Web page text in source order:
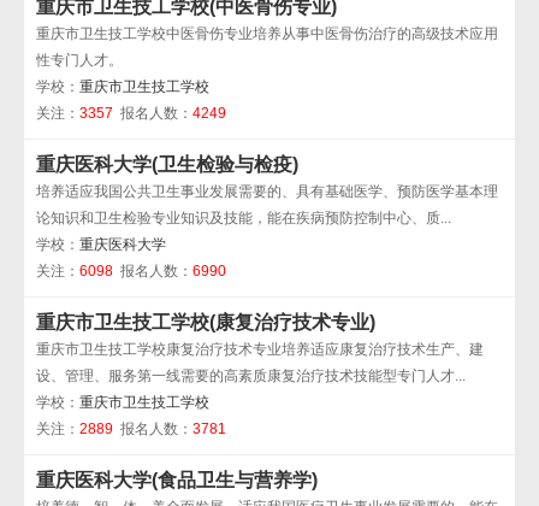
重庆市卫生技工学校(中医骨伤专业)
重庆市卫生技工学校中医骨伤专业培养从事中医骨伤治疗的高级技术应用
性专门人才。
学校： 重庆市卫生技工学校
关注： 3357 报名人数： 4249
重庆医科大学(卫生检验与检疫)
培养适应我国公共卫生事业发展需要的、具有基础医学、预防医学基本理
论知识和卫生检验专业知识及技能，能在疾病预防控制中心、质...
学校： 重庆医科大学
关注： 6098 报名人数： 6990
重庆市卫生技工学校(康复治疗技术专业)
重庆市卫生技工学校康复治疗技术专业培养适应康复治疗技术生产、建
设、管理、服务第一线需要的高素质康复治疗技术技能型专门人才...
学校： 重庆市卫生技工学校
关注： 2889 报名人数： 3781
重庆医科大学(食品卫生与营养学)